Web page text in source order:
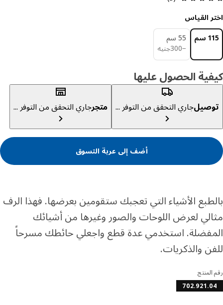
القياس
55 سم
جنيه300 جنيه 300
الحصول عليها
جاري التحقق من التوفر ... متجرجاري التحقق من التوفر ...
أضف إلى عربة التسوق
الأشياء التي تعجبك ستقومين بعرضها. فهذا الرف
لعرض اللوحات والصور وغيرها من أشيائك
استخدمي عدة قطع واجعلي حائطك مسرحاً
والذكريات.